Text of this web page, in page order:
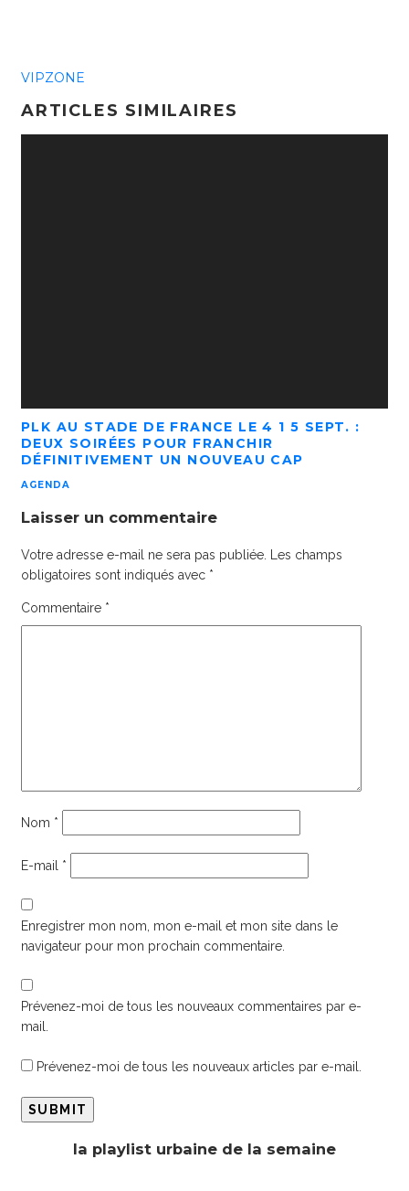
VIPZONE
ARTICLES SIMILAIRES
PLK AU STADE DE FRANCE LE 4 1 5 SEPT. :
DEUX SOIRÉES POUR FRANCHIR
DÉFINITIVEMENT UN NOUVEAU CAP
AGENDA
Laisser un commentaire
Votre adresse e-mail ne sera pas publiée. Les champs
obligatoires sont indiqués avec *
Commentaire *
Nom *
E-mail *
Enregistrer mon nom, mon e-mail et mon site dans le
navigateur pour mon prochain commentaire.
Prévenez-moi de tous les nouveaux commentaires par e-
mail.
Prévenez-moi de tous les nouveaux articles par e-mail.
la playlist urbaine de la semaine